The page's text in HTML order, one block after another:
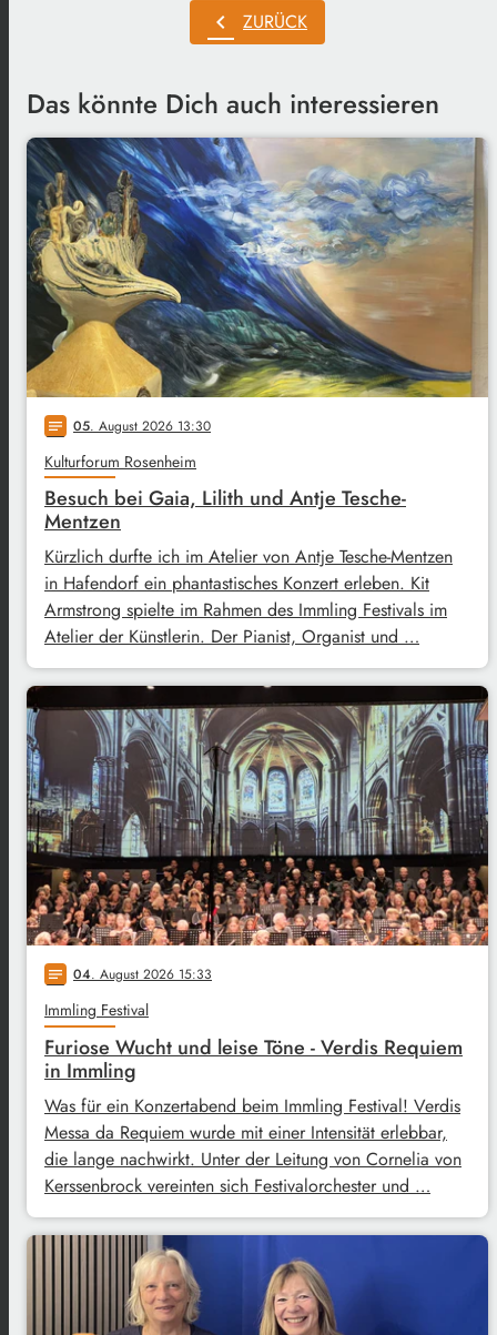
chevron_left ZURÜCK
Das könnte Dich auch interessieren
notes 05. August 2026 13:30
Kulturforum Rosenheim
Besuch bei Gaia, Lilith und Antje Tesche-
Mentzen
Kürzlich durfte ich im Atelier von Antje Tesche-Mentzen
in Hafendorf ein phantastisches Konzert erleben. Kit
Armstrong spielte im Rahmen des Immling Festivals im
Atelier der Künstlerin. Der Pianist, Organist und …
notes 04. August 2026 15:33
Immling Festival
Furiose Wucht und leise Töne - Verdis Requiem
in Immling
Was für ein Konzertabend beim Immling Festival! Verdis
Messa da Requiem wurde mit einer Intensität erlebbar,
die lange nachwirkt. Unter der Leitung von Cornelia von
Kerssenbrock vereinten sich Festivalorchester und …